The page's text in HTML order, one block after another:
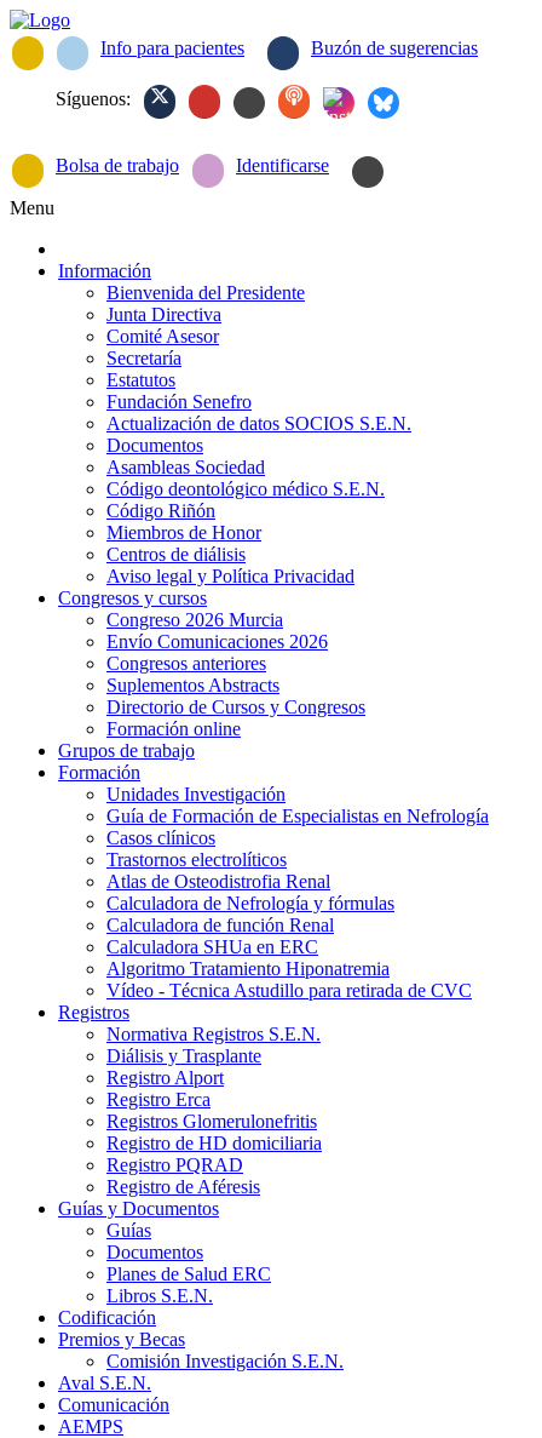
Info para pacientes Buzón de sugerencias
Síguenos:
Bolsa de trabajo Identificarse
Menu
Información
Bienvenida del Presidente
Junta Directiva
Comité Asesor
Secretaría
Estatutos
Fundación Senefro
Actualización de datos SOCIOS S.E.N.
Documentos
Asambleas Sociedad
Código deontológico médico S.E.N.
Código Riñón
Miembros de Honor
Centros de diálisis
Aviso legal y Política Privacidad
Congresos y cursos
Congreso 2026 Murcia
Envío Comunicaciones 2026
Congresos anteriores
Suplementos Abstracts
Directorio de Cursos y Congresos
Formación online
Grupos de trabajo
Formación
Unidades Investigación
Guía de Formación de Especialistas en Nefrología
Casos clínicos
Trastornos electrolíticos
Atlas de Osteodistrofia Renal
Calculadora de Nefrología y fórmulas
Calculadora de función Renal
Calculadora SHUa en ERC
Algoritmo Tratamiento Hiponatremia
Vídeo - Técnica Astudillo para retirada de CVC
Registros
Normativa Registros S.E.N.
Diálisis y Trasplante
Registro Alport
Registro Erca
Registros Glomerulonefritis
Registro de HD domiciliaria
Registro PQRAD
Registro de Aféresis
Guías y Documentos
Guías
Documentos
Planes de Salud ERC
Libros S.E.N.
Codificación
Premios y Becas
Comisión Investigación S.E.N.
Aval S.E.N.
Comunicación
AEMPS